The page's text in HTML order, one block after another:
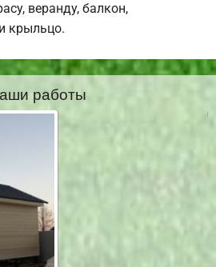
веранду, балкон,
крыльцо.
работы